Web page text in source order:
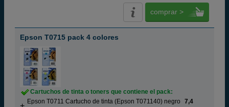
comprar >
Epson T0715 pack 4 colores
Cartuchos de tinta o toners que contiene el pack:
Epson T0711 Cartucho de tinta (Epson T071140) negro
7,4